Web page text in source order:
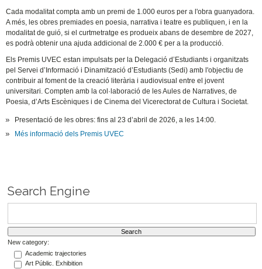
Cada modalitat compta amb un premi de 1.000 euros per a l'obra guanyadora.
A més, les obres premiades en poesia, narrativa i teatre es publiquen, i en la
modalitat de guió, si el curtmetratge es produeix abans de desembre de 2027,
es podrà obtenir una ajuda addicional de 2.000 € per a la producció.
Els Premis UVEC estan impulsats per la Delegació d’Estudiants i organitzats
pel Servei d’Informació i Dinamització d’Estudiants (Sedi) amb l'objectiu de
contribuir al foment de la creació literària i audiovisual entre el jovent
universitari. Compten amb la col·laboració de les Aules de Narratives, de
Poesia, d’Arts Escèniques i de Cinema del Vicerectorat de Cultura i Societat.
Presentació de les obres: fins al 23 d’abril de 2026, a les 14:00.
Més informació dels Premis UVEC
Search Engine
New category:
Academic trajectories
Art Públic. Exhibition